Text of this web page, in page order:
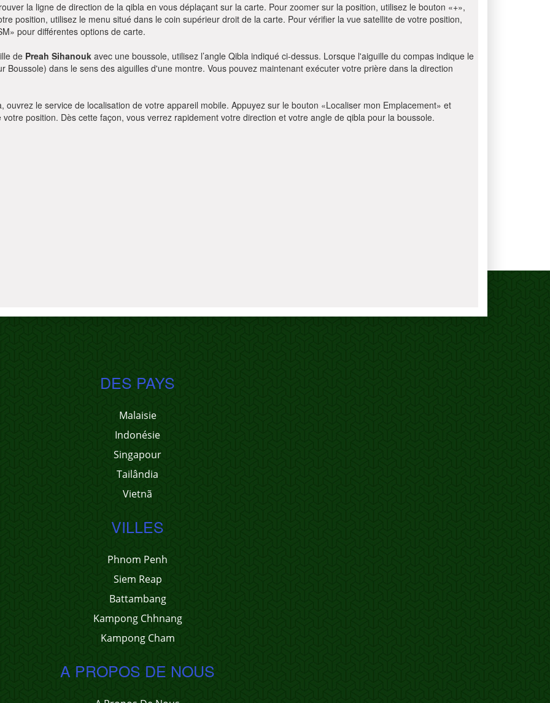
la ligne de direction de la qibla en vous déplaçant sur la carte. Pour zoomer sur la position, utilisez le bouton «+»,
position, utilisez le menu situé dans le coin supérieur droit de la carte. Pour vérifier la vue satellite de votre position,
pour différentes options de carte.
de Preah Sihanouk avec une boussole, utilisez l’angle Qibla indiqué ci-dessus. Lorsque l'aiguille du compas indique le
Boussole) dans le sens des aiguilles d'une montre. Vous pouvez maintenant exécuter votre prière dans la direction
le service de localisation de votre appareil mobile. Appuyez sur le bouton «Localiser mon Emplacement» et
position. Dès cette façon, vous verrez rapidement votre direction et votre angle de qibla pour la boussole.
DES PAYS
Malaisie
Indonésie
Singapour
Tailândia
Vietnã
VILLES
Phnom Penh
Siem Reap
Battambang
Kampong Chhnang
Kampong Cham
A PROPOS DE NOUS